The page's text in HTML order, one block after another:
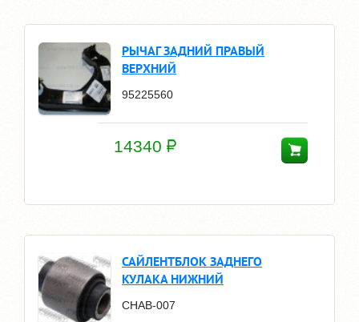
РЫЧАГ ЗАДНИЙ ПРАВЫЙ
ВЕРХНИЙ
95225560
14340
САЙЛЕНТБЛОК ЗАДНЕГО
КУЛАКА НИЖНИЙ
CHAB-007